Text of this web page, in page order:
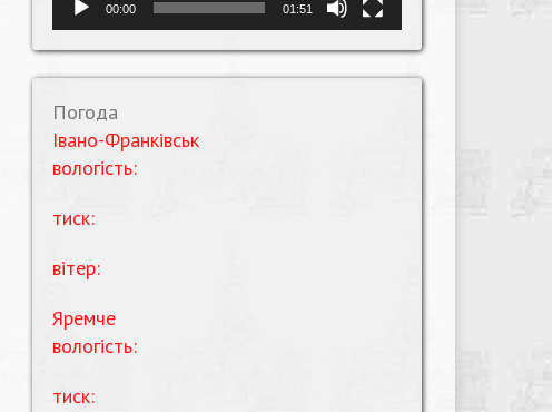
00:00 01:51
Погода
Івано-Франківськ
вологість:
тиск:
вітер:
Яремче
вологість:
тиск: